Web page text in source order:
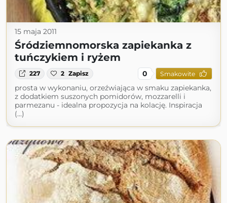
15 maja 2011
Śródziemnomorska zapiekanka z
tuńczykiem i ryżem
227 2 Zapisz 0 Smakowite
prosta w wykonaniu, orzeźwiająca w smaku zapiekanka,
z dodatkiem suszonych pomidorów, mozzarelli i
parmezanu - idealna propozycja na kolację. Inspiracja
(...)